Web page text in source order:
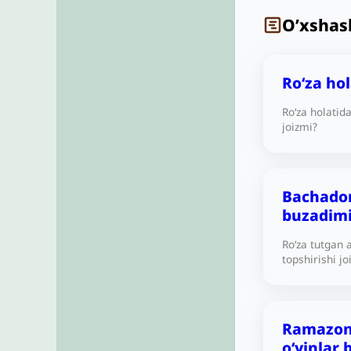
Ro‘za
Ro‘za
joizmi?
Ro‘za
topshirishi